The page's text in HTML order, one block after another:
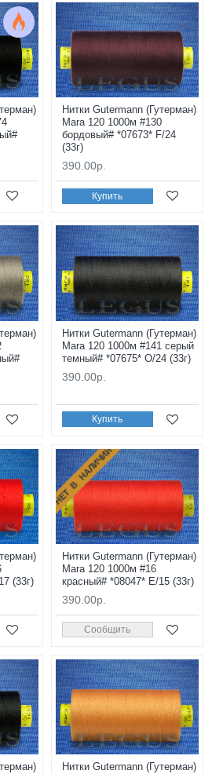
Нитки Gutermann (Гутерман)
Mara 120 1000м #130
бордовый# *07673* F/24
(33г)
390.00р.
Купить
Нитки Gutermann (Гутерман)
Mara 120 1000м #141 серый
темный# *07675* O/24 (33г)
390.00р.
Купить
(33г)
НЕТ В НАЛИЧИИ
Нитки Gutermann (Гутерман)
Mara 120 1000м #16
красный# *08047* E/15 (33г)
390.00р.
Сообщить
Нитки Gutermann (Гутерман)